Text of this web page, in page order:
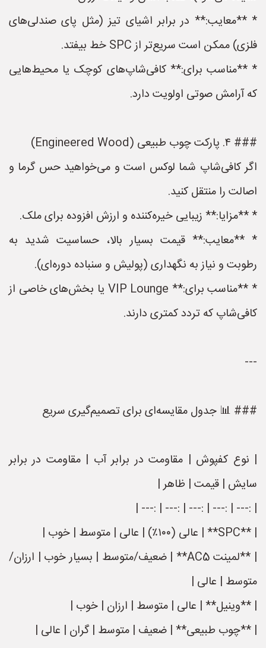
* **معایب:** در برابر اشیای تیز (مثل پای صندلی‌های
فلزی) ممکن است سریع‌تر از SPC خط بیفتد.
* **مناسب برای:** کافی‌شاپ‌های کوچک یا محیط‌هایی
که آرامش صوتی اولویت دارد.
### ۴. پارکت چوب طبیعی (Engineered Wood)
اگر کافی‌شاپ شما لوکس است و می‌خواهید حس گرما و
اصالت را منتقل کنید.
* **مزایا:** زیبایی خیره‌کننده و ارزش افزوده برای ملک.
* **معایب:** قیمت بسیار بالا، حساسیت شدید به
رطوبت و نیاز به نگهداری (پولیش و سنباده دوره‌ای).
* **مناسب برای:** VIP Lounge یا بخش‌های خاصی از
کافی‌شاپ که تردد کمتری دارند.
---
### 📊 جدول مقایسه‌ای برای تصمیم‌گیری سریع
| نوع کفپوش | مقاومت در برابر آب | مقاومت در برابر
سایش | قیمت | ظاهر |
| :--- | :--- | :--- | :--- | :--- |
| **SPC** | عالی (۱۰۰٪) | عالی | متوسط | خوب |
| **لمینت AC5** | ضعیف/متوسط | بسیار خوب | ارزان/
متوسط | عالی |
| **وینیل** | عالی | متوسط | ارزان | خوب |
| **چوب طبیعی** | ضعیف | متوسط | گران | عالی |